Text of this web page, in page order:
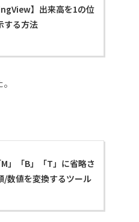
】出来高を1の位
する方法
M」「B」「T」に省略さ
/数値を変換するツール